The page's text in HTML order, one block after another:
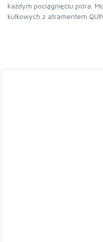
każdym pociągnięciu pióra.
kulkowych z atramentem